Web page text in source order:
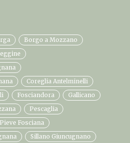
Borgo a Mozzano
Coreglia Antelminelli
Fosciandora
Gallicano
Pescaglia
Pieve Fosciana
Sillano Giuncugnano